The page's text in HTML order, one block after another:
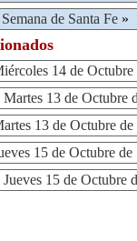
Semana de Santa Fe »
14 de Octubre
13 de Octubre
13 de Octubre de
15 de Octubre de
15 de Octubre